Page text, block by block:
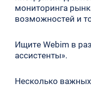
мониторинга
возможностей и
Ищите Webim в
ассистенты».
Несколько